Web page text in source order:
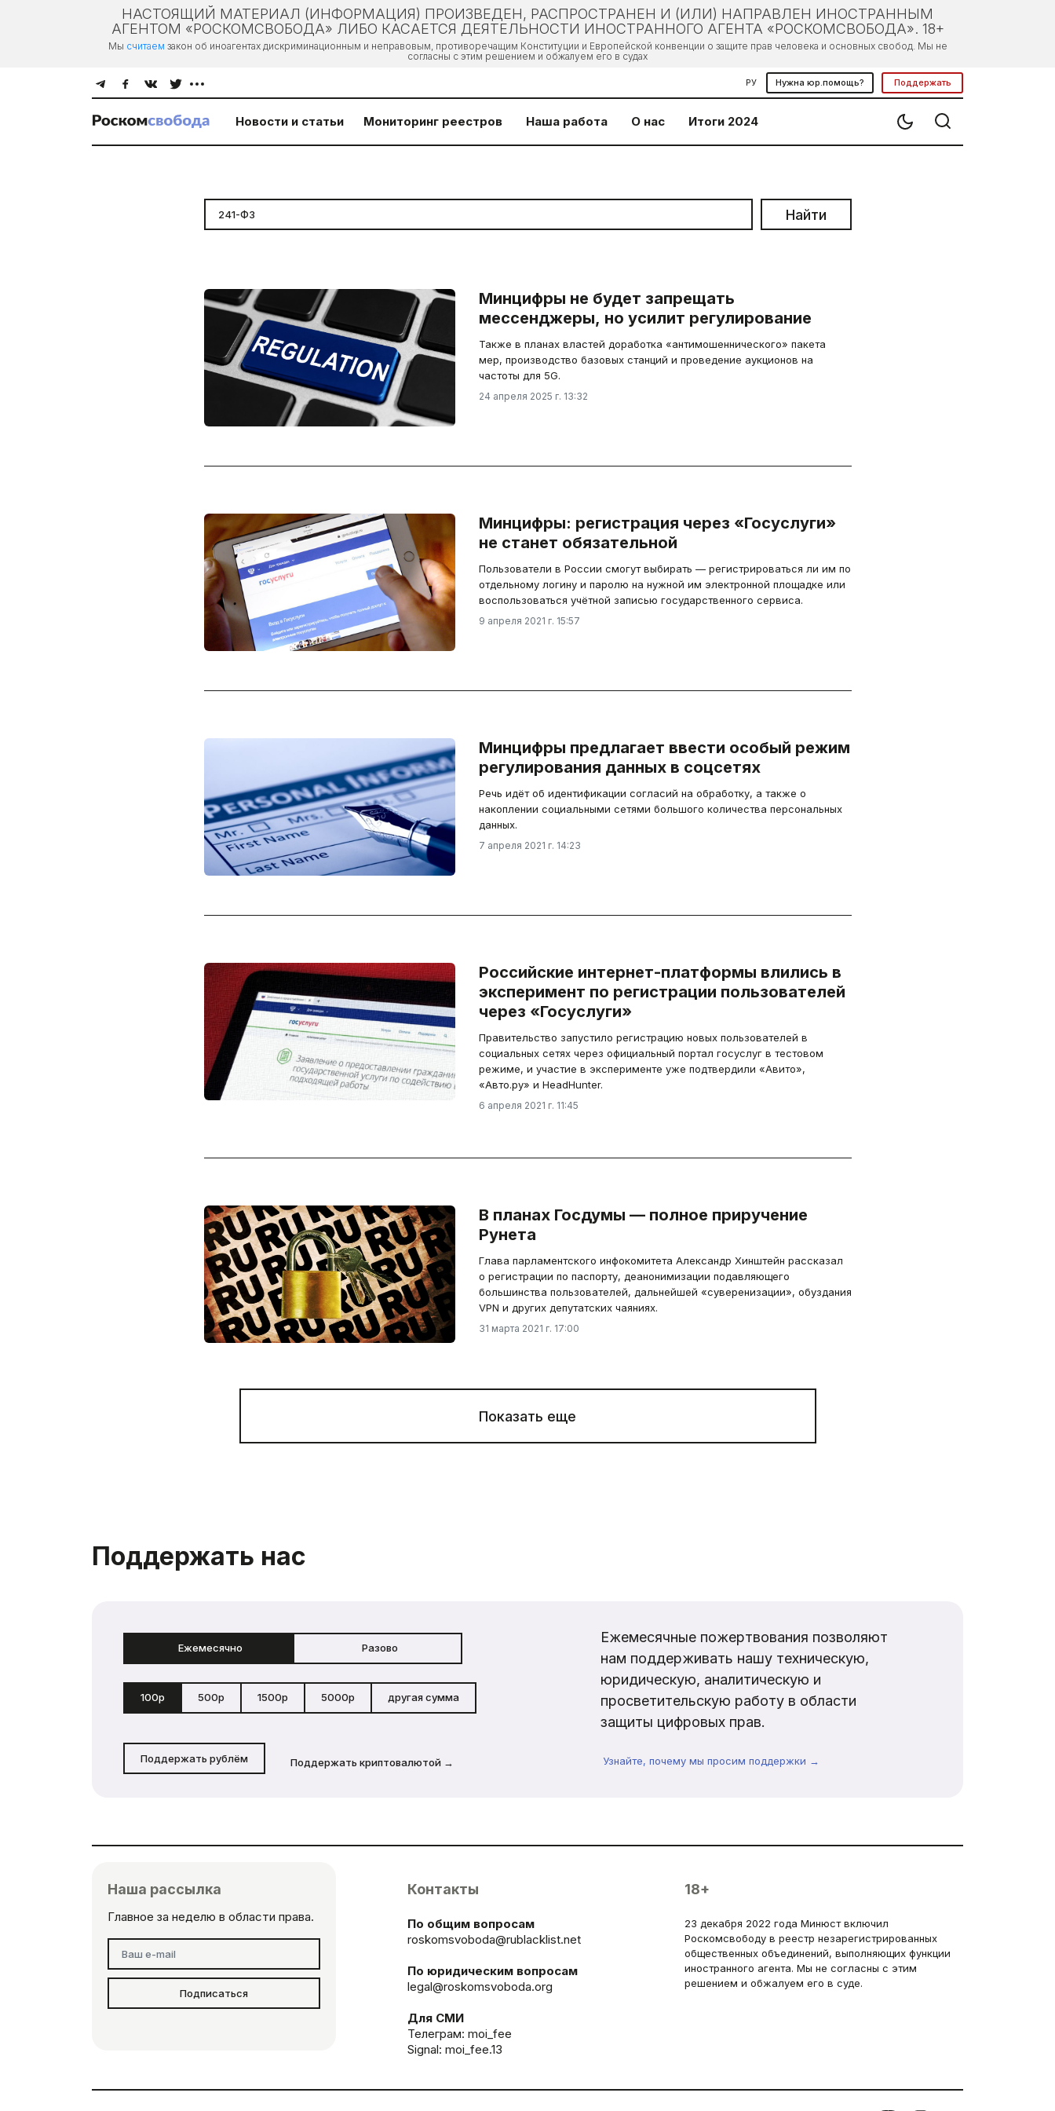
НАСТОЯЩИЙ МАТЕРИАЛ (ИНФОРМАЦИЯ) ПРОИЗВЕДЕН, РАСПРОСТРАНЕН И (ИЛИ) НАПРАВЛЕН ИНОСТРАННЫМ
АГЕНТОМ «РОСКОМСВОБОДА» ЛИБО КАСАЕТСЯ ДЕЯТЕЛЬНОСТИ ИНОСТРАННОГО АГЕНТА «РОСКОМСВОБОДА». 18+
Мы считаем закон об иноагентах дискриминационным и неправовым, противоречащим Конституции и Европейской конвенции о защите прав человека и основных свобод. Мы не
согласны с этим решением и обжалуем его в судах
РУ Нужна юр.помощь? Поддержать
Новости и статьи Мониторинг реестров Наша работа О нас Итоги 2024
Найти
Минцифры не будет запрещать
мессенджеры, но усилит регулирование
Также в планах властей доработка «антимошеннического» пакета
мер, производство базовых станций и проведение аукционов на
частоты для 5G.
24 апреля 2025 г. 13:32
Минцифры: регистрация через «Госуслуги»
не станет обязательной
Пользователи в России смогут выбирать — регистрироваться ли им по
отдельному логину и паролю на нужной им электронной площадке или
воспользоваться учётной записью государственного сервиса.
9 апреля 2021 г. 15:57
Минцифры предлагает ввести особый режим
регулирования данных в соцсетях
Речь идёт об идентификации согласий на обработку, а также о
накоплении социальными сетями большого количества персональных
данных.
7 апреля 2021 г. 14:23
Российские интернет-платформы влились в
эксперимент по регистрации пользователей
через «Госуслуги»
Правительство запустило регистрацию новых пользователей в
социальных сетях через официальный портал госуслуг в тестовом
режиме, и участие в эксперименте уже подтвердили «Авито»,
«Авто.ру» и HeadHunter.
6 апреля 2021 г. 11:45
В планах Госдумы — полное приручение
Рунета
Глава парламентского инфокомитета Александр Хинштейн рассказал
о регистрации по паспорту, деанонимизации подавляющего
большинства пользователей, дальнейшей «суверенизации», обуздания
VPN и других депутатских чаяниях.
31 марта 2021 г. 17:00
Показать еще
Поддержать нас
Ежемесячно Разово
100р 500р 1500р 5000р другая сумма
Поддержать рублём Поддержать криптовалютой →
Ежемесячные пожертвования позволяют
нам поддерживать нашу техническую,
юридическую, аналитическую и
просветительскую работу в области
защиты цифровых прав.
Узнайте, почему мы просим поддержки →
Наша рассылка
Главное за неделю в области права.
Подписаться
Контакты
По общим вопросам
roskomsvoboda@rublacklist.net
По юридическим вопросам
legal@roskomsvoboda.org
Для СМИ
Телеграм: moi_fee
Signal: moi_fee.13
18+
23 декабря 2022 года Минюст включил
Роскомсвободу в реестр незарегистрированных
общественных объединений, выполняющих функции
иностранного агента. Мы не согласны с этим
решением и обжалуем его в суде.